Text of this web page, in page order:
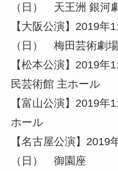
（日） 天王洲 銀河
【大阪公演】2019年
（日） 梅田芸術劇
【松本公演】2019
民芸術館 主ホール
【富山公演】2019
ホール
【名古屋公演】2019
（日） 御園座